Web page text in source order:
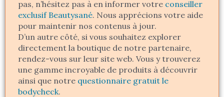
pas, n’hésitez pas à en informer votre conseiller
exclusif Beautysané. Nous apprécions votre aide
pour maintenir nos contenus à jour.
D’un autre côté, si vous souhaitez explorer
directement la boutique de notre partenaire,
rendez-vous sur leur site web. Vous y trouverez
une gamme incroyable de produits à découvrir
ainsi que notre questionnaire gratuit le
bodycheck.